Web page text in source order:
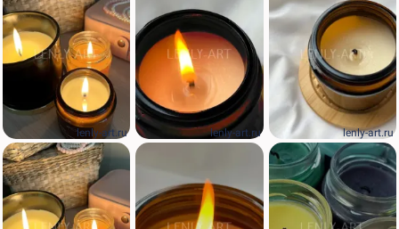
lenly-art.ru lenly-art.ru lenly-art.ru